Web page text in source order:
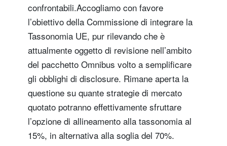
confrontabili.Accogliamo con favore
l’obiettivo della Commissione di integrare la
Tassonomia UE, pur rilevando che è
attualmente oggetto di revisione nell’ambito
del pacchetto Omnibus volto a semplificare
gli obblighi di disclosure. Rimane aperta la
questione su quante strategie di mercato
quotato potranno effettivamente sfruttare
l’opzione di allineamento alla tassonomia al
15%, in alternativa alla soglia del 70%.